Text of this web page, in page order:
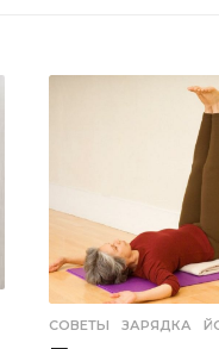
СОВЕТЫ ЗАРЯДКА ,